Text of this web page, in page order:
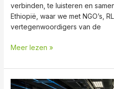
verbinden, te luisteren en
Ethiopië, waar we met NGO’s,
vertegenwoordigers van de
Meer lezen »
Global